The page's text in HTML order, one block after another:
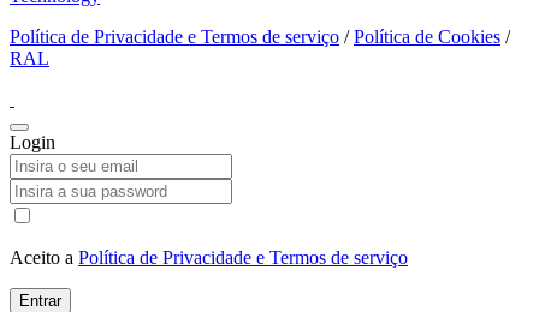
Política de Privacidade e Termos de serviço /Política de Cookies /
RAL
Login
Aceito a Política de Privacidade e Termos de serviço
Entrar